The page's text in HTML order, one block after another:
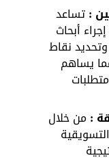
: تساعد
أبحاث
نقاط
يساهم
: من خلال